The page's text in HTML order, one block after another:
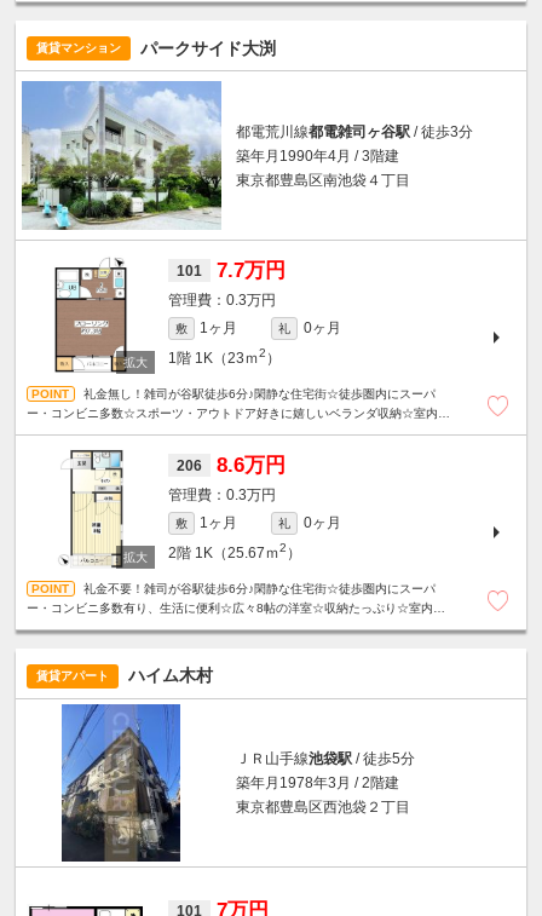
賃貸マンション パークサイド大渕
都電荒川線都電雑司ヶ谷駅 / 徒歩3分
築年月1990年4月 / 3階建
東京都豊島区南池袋４丁目
101 7.7万円
0.3万円
敷 1ヶ月 礼
0ヶ月
1階 1K（23ｍ2 ）
礼金無し！雑司が谷駅徒歩6分♪閑静な住宅街☆徒歩圏内にスーパ
ー・コンビニ多数☆スポーツ・アウトドア好きに嬉しいベランダ収納☆室内洗
206 8.6万円
0.3万円
敷 1ヶ月 礼
0ヶ月
2階 1K（25.67ｍ2 ）
礼金不要！雑司が谷駅徒歩6分♪閑静な住宅街☆徒歩圏内にスーパ
ー・コンビニ多数有り、生活に便利☆広々8帖の洋室☆収納たっぷり☆室内洗濯
賃貸アパート ハイム木村
ＪＲ山手線池袋駅 / 徒歩5分
築年月1978年3月 / 2階建
東京都豊島区西池袋２丁目
101 7万円